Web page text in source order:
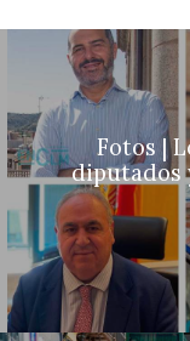
Fotos |
diputados